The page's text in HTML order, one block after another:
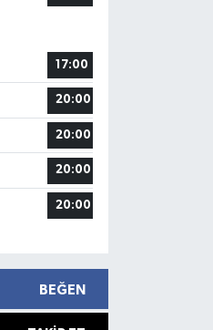
17:00
20:00
20:00
20:00
20:00
BEĞEN